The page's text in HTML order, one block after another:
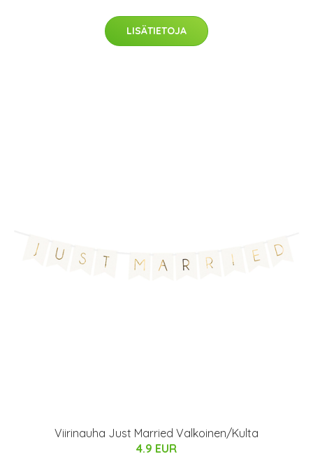
LISÄTIETOJA
Viirinauha Just Married Valkoinen/Kulta
4.9 EUR